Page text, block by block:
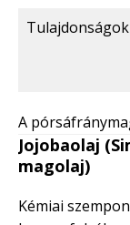
Tulajdonságok
A
Jojobaolaj
magolaj)
Kémiai